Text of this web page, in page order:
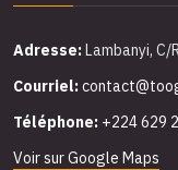
Adresse:Lambanyi, C/
Courriel:
Téléphone: +224 629
Voir sur Google Maps